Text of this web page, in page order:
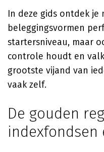
In deze gids ontdek
beleggingsvormen
startersniveau, maar
controle houdt en
grootste vijand van
vaak zelf.
De gouden
indexfondsen